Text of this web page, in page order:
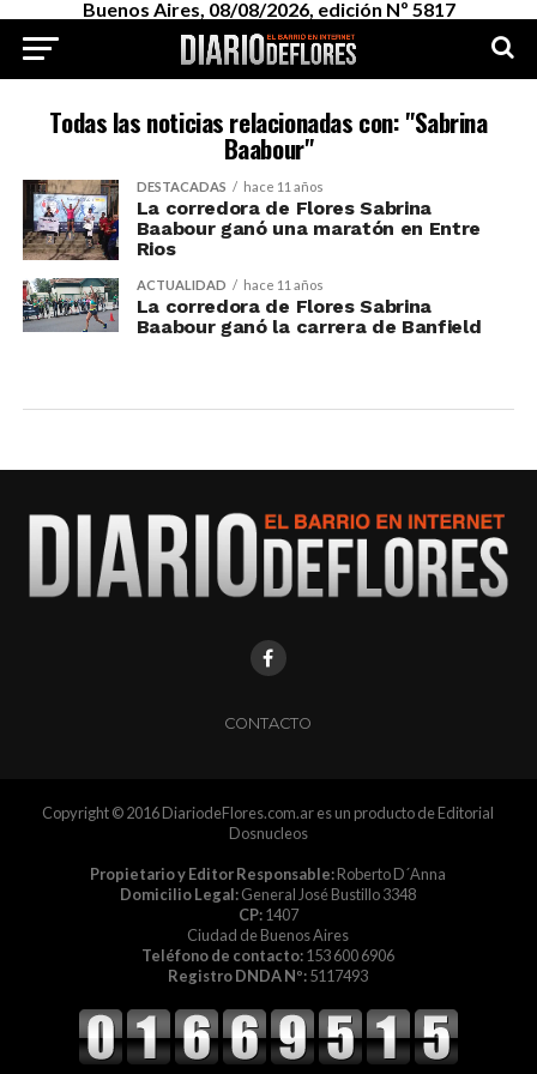
Buenos Aires, 08/08/2026, edición Nº 5817
Todas las noticias relacionadas con: "Sabrina
Baabour"
DESTACADAS hace 11 años
La corredora de Flores Sabrina
Baabour ganó una maratón en Entre
Rios
ACTUALIDAD hace 11 años
La corredora de Flores Sabrina
Baabour ganó la carrera de Banfield
CONTACTO
Copyright © 2016 DiariodeFlores.com.ar es un producto de Editorial
Dosnucleos
Propietario y Editor Responsable:Roberto D´Anna
Domicilio Legal:General José Bustillo 3348
CP:1407
Ciudad de Buenos Aires
Teléfono de contacto:153 600 6906
Registro DNDA Nº:5117493